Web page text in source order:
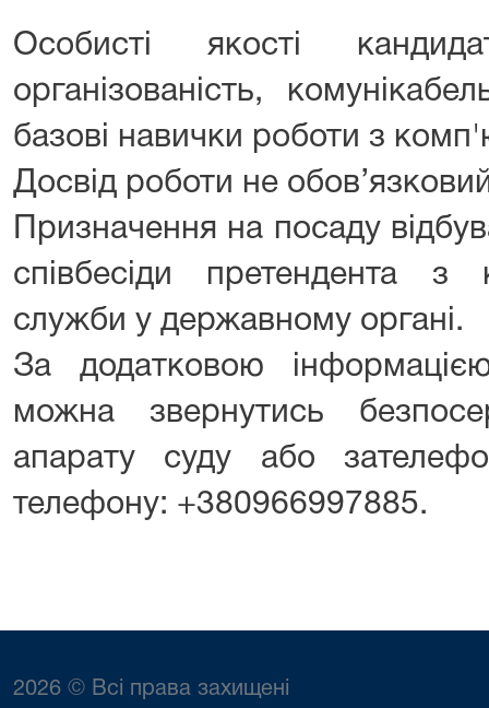
Особисті якості
організованість,
базові навички роботи з
Досвід роботи не
Призначення на посаду
співбесіди претендента з
служби у державному органі.
За додатковою
можна звернутись
апарату суду або
телефону: +380966997885.
2026 © Всі права захищені